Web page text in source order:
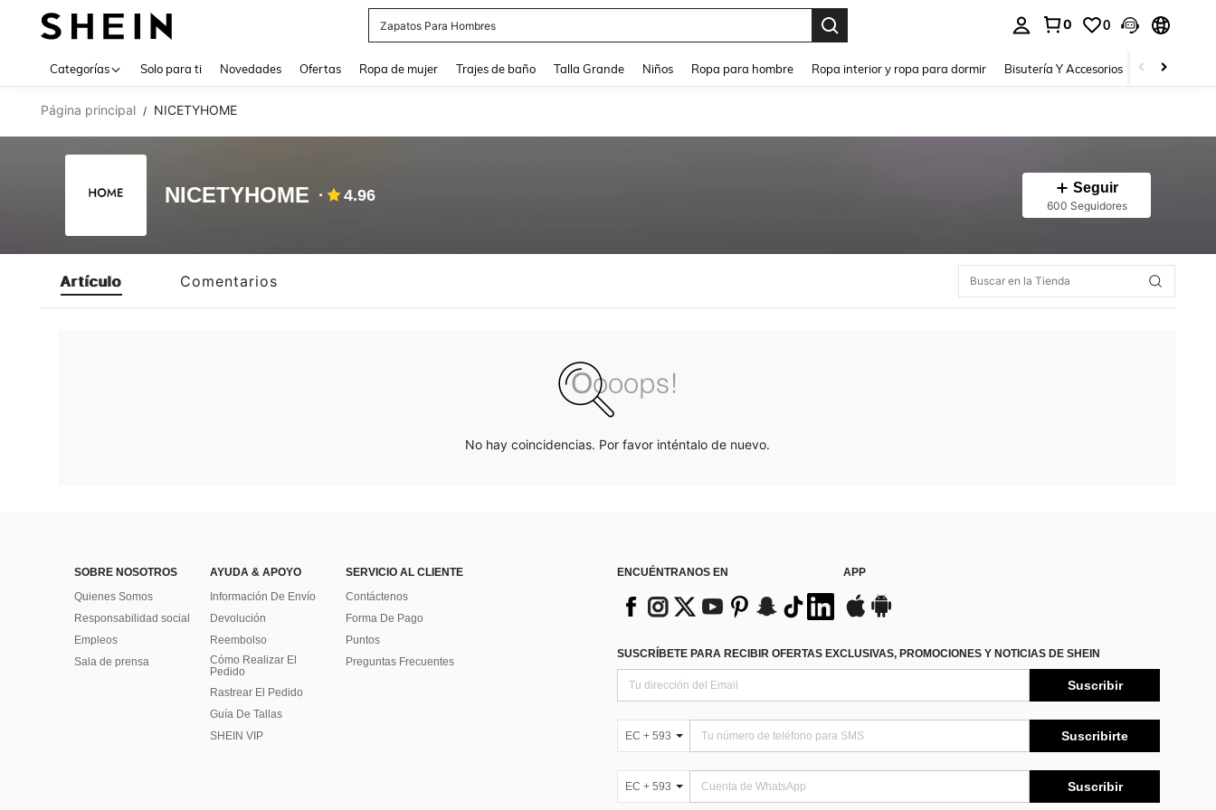
Zapatos Para Hombres
0 0
Categorías Solo para ti Novedades Ofertas Ropa de mujer Trajes de baño Talla Grande Niños Ropa para hombre Ropa interior y ropa para dormir Bisutería Y Accesorios Zapatos
Página principal / NICETYHOME
NICETYHOME 4.96 Seguir
600 Seguidores
Artículo Comentarios
No hay coincidencias. Por favor inténtalo de nuevo.
SOBRE NOSOTROS
Quienes Somos
Responsabilidad social
Empleos
Sala de prensa
AYUDA & APOYO
Información De Envío
Devolución
Reembolso
Cómo Realizar El
Pedido
Rastrear El Pedido
Guía De Tallas
SHEIN VIP
SERVICIO AL CLIENTE
Contáctenos
Forma De Pago
Puntos
Preguntas Frecuentes
ENCUÉNTRANOS EN APP
SUSCRÍBETE PARA RECIBIR OFERTAS EXCLUSIVAS, PROMOCIONES Y NOTICIAS DE SHEIN
Suscribir
EC + 593 Suscribirte
EC + 593 Suscribir